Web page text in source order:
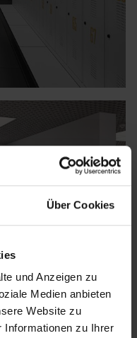
Über Cookies
und Anzeigen zu
Medien anbieten
Website zu
Informationen zu Ihrer